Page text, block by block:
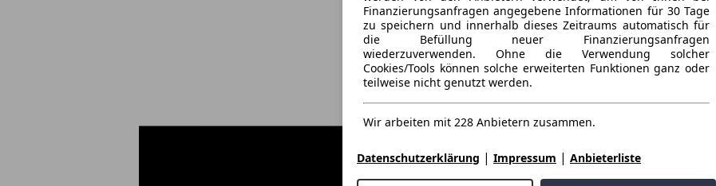
Finanzierungsanfragen angegebene Informationen für 30 Tage
zu speichern und innerhalb dieses Zeitraums automatisch für
die Befüllung neuer Finanzierungsanfragen
wiederzuverwenden. Ohne die Verwendung solcher
Cookies/Tools können solche erweiterten Funktionen ganz oder
teilweise nicht genutzt werden.
Wir arbeiten mit 228 Anbietern zusammen.
Datenschutzerklärung | Impressum | Anbieterliste